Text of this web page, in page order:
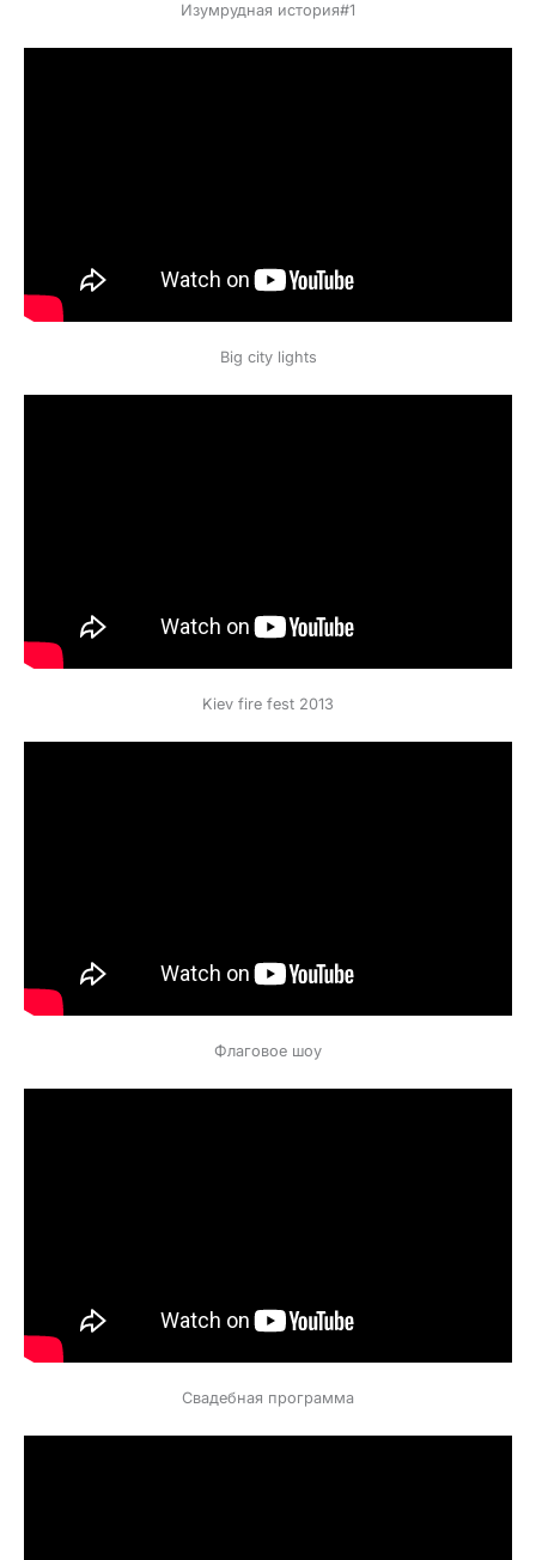
Изумрудная история#1
Big city lights
Kiev fire fest 2013
Флаговое шоу
Свадебная программа